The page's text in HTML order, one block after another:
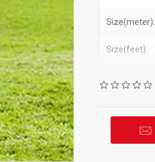
Size(meter):
Size(feet):